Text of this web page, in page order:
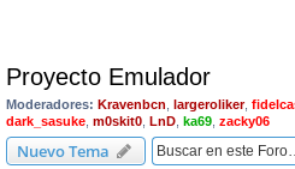
Proyecto Emulador
Moderadores: Kravenbcn largeroliker,
dark_sasuke m0skit0 LnD ka69 zacky06
Nuevo Tema